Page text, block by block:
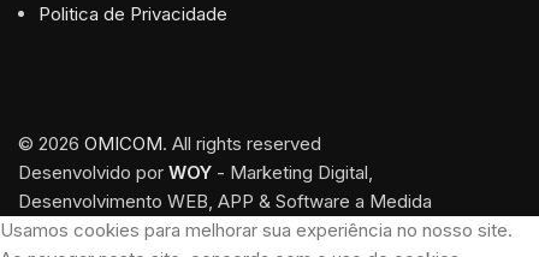
Politica de Privacidade
© 2026 OMICOM. All rights reserved
Desenvolvido por WOY - Marketing Digital,
Desenvolvimento WEB, APP & Software a Medida
Usamos cookies para melhorar sua experiência no nosso site.